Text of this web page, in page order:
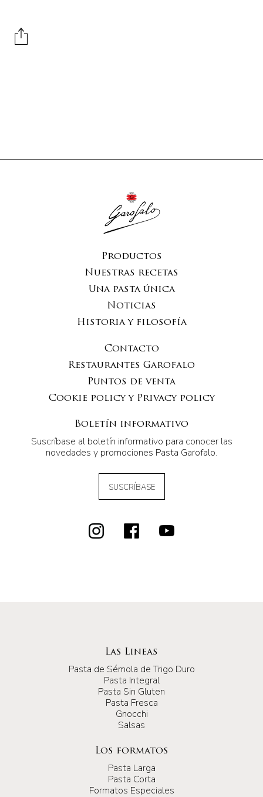
Productos
Nuestras recetas
Una pasta única
Noticias
Historia y filosofía
Contacto
Restaurantes Garofalo
Puntos de venta
Cookie policy y Privacy policy
Boletín informativo
Suscríbase al boletín informativo para conocer las
novedades y promociones Pasta Garofalo.
SUSCRÍBASE
Las Lineas
Pasta de Sémola de Trigo Duro
Pasta Integral
Pasta Sin Gluten
Pasta Fresca
Gnocchi
Salsas
Los formatos
Pasta Larga
Pasta Corta
Formatos Especiales